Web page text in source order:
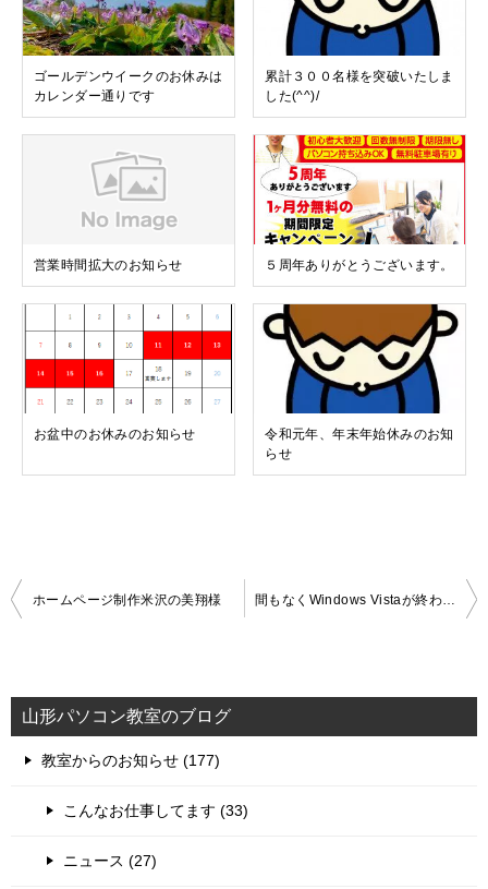
ゴールデンウイークのお休みは
カレンダー通りです
累計３００名様を突破いたしま
した(^^)/
営業時間拡大のお知らせ ５周年ありがとうございます。
お盆中のお休みのお知らせ
令和元年、年末年始休みのお知
らせ
投
ビ
ゲ
ー
ホームページ制作米沢の美翔様 間もなくWindows Vistaが終わります
山形パソコン教室のブログ
教室からのお知らせ (177)
こんなお仕事してます (33)
ニュース (27)